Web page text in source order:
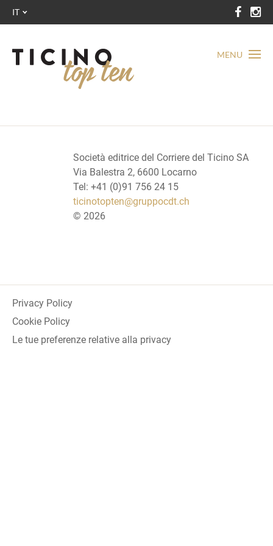
MENU
IT
Società editrice del Corriere del Ticino SA
Via Balestra 2, 6600 Locarno
Tel: +41 (0)91 756 24 15
ticinotopten@gruppocdt.ch
© 2026
Privacy Policy
Cookie Policy
Le tue preferenze relative alla privacy